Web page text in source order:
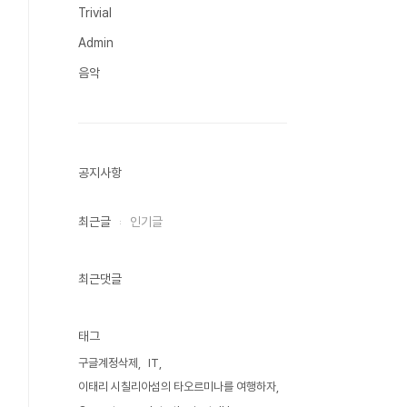
Trivial
Admin
음악
공지사항
최근글 인기글
최근댓글
태그
구글계정삭제
IT
이태리 시칠리아섬의 타오르미나를 여행하자